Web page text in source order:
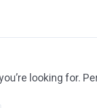
looking for.